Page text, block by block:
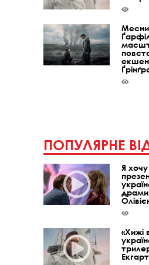
ПОПУЛЯРНЕ
Я
драми
«Хижі